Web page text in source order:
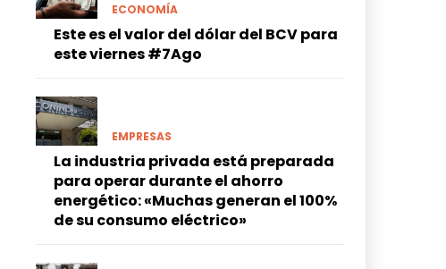
ECONOMÍA
Este es el valor del dólar del BCV para
este viernes #7Ago
EMPRESAS
La industria privada está preparada
para operar durante el ahorro
energético: «Muchas generan el 100%
de su consumo eléctrico»